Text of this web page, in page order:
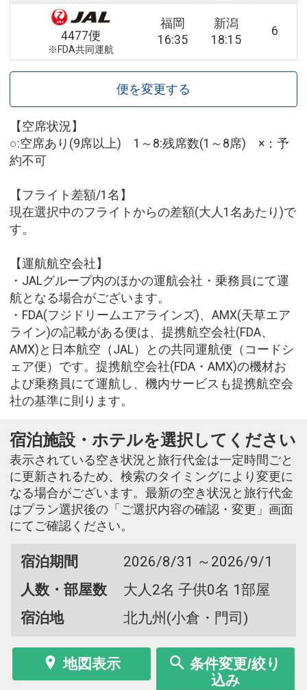
4477便
※FDA共同運航
福岡
16:35
新潟
18:15
6
便を変更する
【空席状況】
○:空席あり(9席以上) 1～8:残席数(1～8席) ×：予
約不可
【フライト差額/1名】
現在選択中のフライトからの差額(大人1名あたり)で
す。
【運航航空会社】
・JALグループ内のほかの運航会社・乗務員にて運
航となる場合がございます。
・FDA(フジドリームエアラインズ)、AMX(天草エア
ライン)の記載がある便は、提携航空会社(FDA、
AMX)と日本航空（JAL）との共同運航便（コードシ
ェア便）です。提携航空会社(FDA・AMX)の機材お
よび乗務員にて運航し、機内サービスも提携航空会
社の基準に則ります。
宿泊施設・ホテルを選択してください
表示されている空き状況と旅行代金は一定時間ごと
に更新されるため、検索のタイミングにより変更に
なる場合がございます。最新の空き状況と旅行代金
はプラン選択後の「ご選択内容の確認・変更」画面
にてご確認ください。
宿泊期間
2026/8/31 ～2026/9/1
人数・部屋数
大人2名 子供0名 1部屋
宿泊地
北九州(小倉・門司)
地図表示
条件変更/絞り
込み